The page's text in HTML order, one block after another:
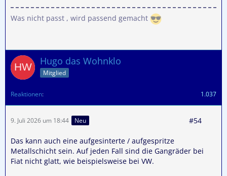
Was nicht passt , wird passend gemacht
Hugo das Wohnklo
Mitglied
Reaktionen 1.037
9. Juli 2026 um 18:44 Neu #54
Das kann auch eine aufgesinterte / aufgespritze
Metallschicht sein. Auf jeden Fall sind die Gangräder bei
Fiat nicht glatt, wie beispielsweise bei VW.